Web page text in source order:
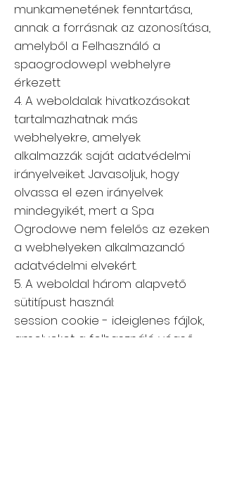
munkamenetének fenntartása,
annak a forrásnak az azonosítása,
amelyből a Felhasználó a
spaogrodowe.pl webhelyre
érkezett
4. A weboldalak hivatkozásokat
tartalmazhatnak más
webhelyekre, amelyek
alkalmazzák saját adatvédelmi
irányelveiket. Javasoljuk, hogy
olvassa el ezen irányelvek
mindegyikét, mert a Spa
Ogrodowe nem felelős az ezeken
a webhelyeken alkalmazandó
adatvédelmi elvekért.
5. A weboldal három alapvető
sütitípust használ:
session cookie - ideiglenes fájlok,
amelyeket a felhasználó végső